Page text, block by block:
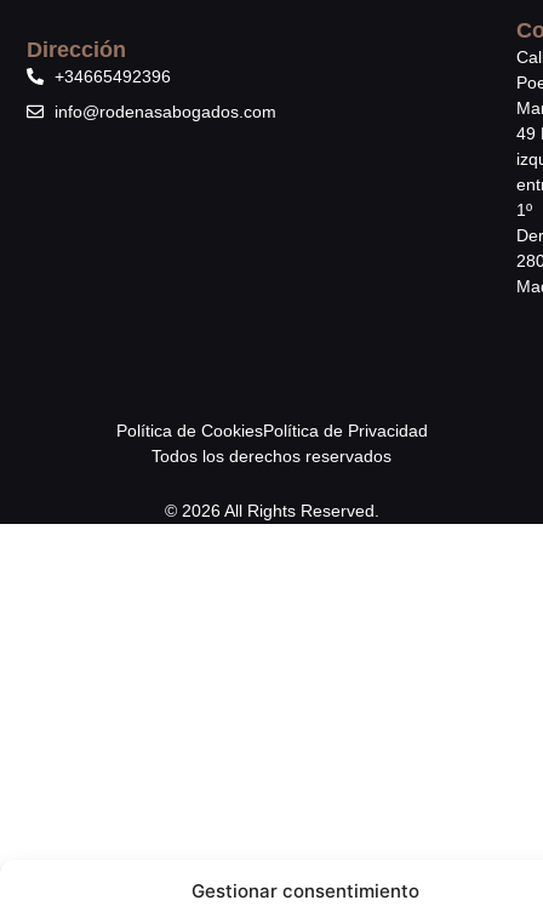
Gestionar consentimiento
49
1º
Dirección
+34665492396
info@rodenasabogados.com
Política de CookiesPolítica de Privacidad
Todos los derechos reservados
© 2026 All Rights Reserved.